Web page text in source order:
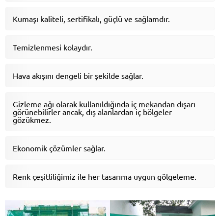
Kumaşı kaliteli, sertifikalı, güçlü ve sağlamdır.
Temizlenmesi kolaydır.
Hava akışını dengeli bir şekilde sağlar.
Gizleme ağı olarak kullanıldığında iç mekandan dışarı
görünebilirler ancak, dış alanlardan iç bölgeler
gözükmez.
Ekonomik çözümler sağlar.
Renk çeşitliliğimiz ile her tasarıma uygun gölgeleme.